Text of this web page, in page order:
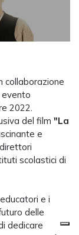
collaborazione
evento
2022.
del film "La
e
scolastici di
e i
delle
dedicare